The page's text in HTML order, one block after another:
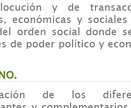
y de
económicas y
orden social donde
de poder político y
de los